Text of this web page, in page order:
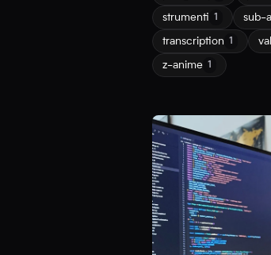
strumenti 1 sub-
transcription 1
z-anime 1